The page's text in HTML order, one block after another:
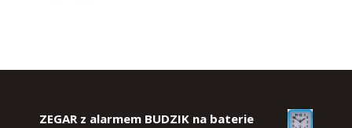
ZEGAR z alarmem BUDZIK na baterie